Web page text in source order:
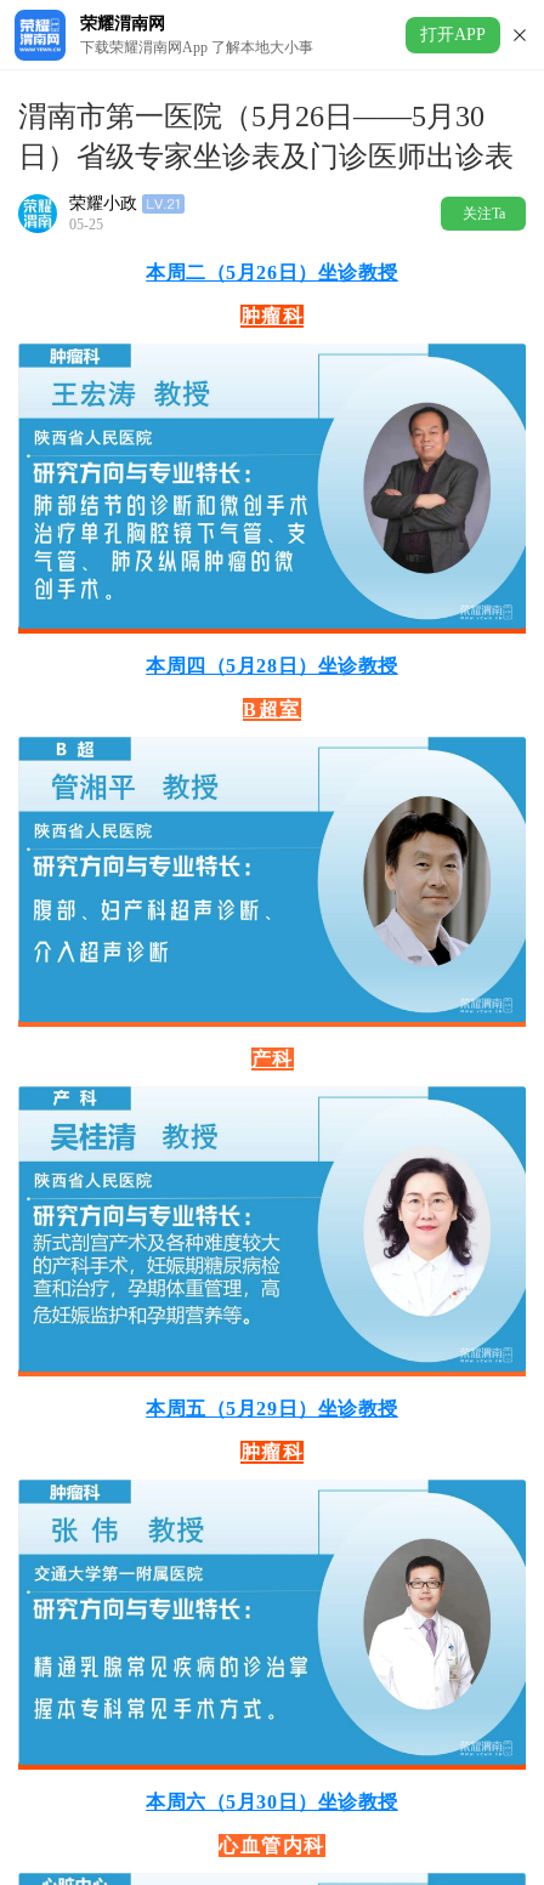
荣耀渭南网
下载荣耀渭南网App 了解本地大小事
打开APP
渭南市第一医院（5月26日——5月30
日）省级专家坐诊表及门诊医师出诊表
荣耀小政
05-25
关注Ta
本周二（5月26日）坐诊教授
肿瘤科
本周四（5月28日）坐诊教授
B超室
产科
本周五（5月29日）坐诊教授
肿瘤科
本周六（5月30日）坐诊教授
心血管内科